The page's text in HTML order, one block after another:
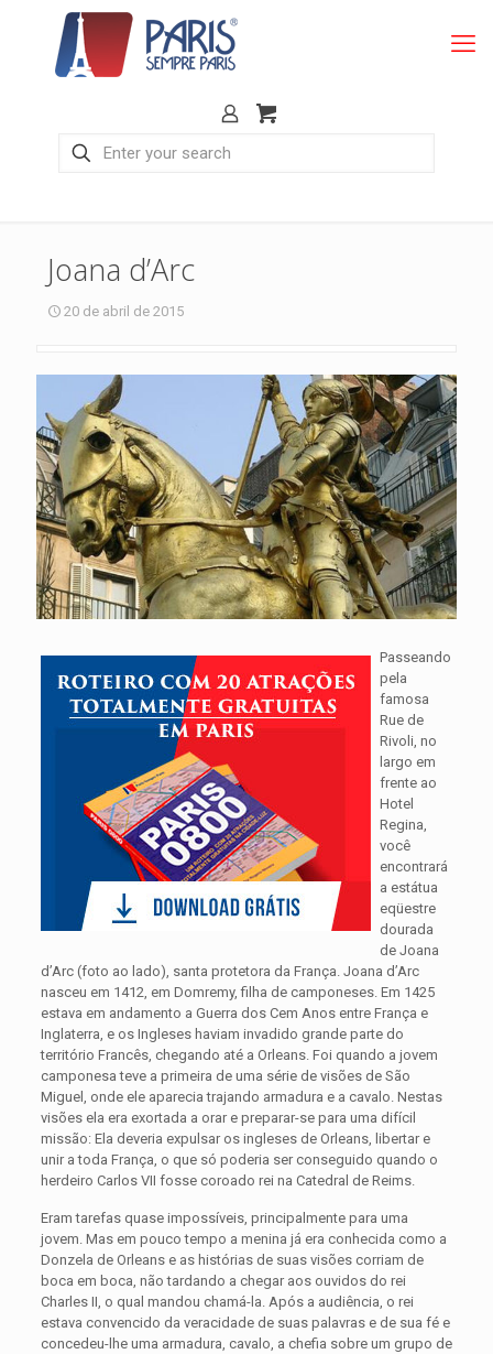
Joana d’Arc
20 de abril de 2015
Passeando
pela
famosa
Rue de
Rivoli, no
largo em
frente ao
Hotel
Regina,
você
encontrará
a estátua
eqüestre
dourada
de Joana
d’Arc (foto ao lado), santa protetora da França. Joana d’Arc
nasceu em 1412, em Domremy, filha de camponeses. Em 1425
estava em andamento a Guerra dos Cem Anos entre França e
Inglaterra, e os Ingleses haviam invadido grande parte do
território Francês, chegando até a Orleans. Foi quando a jovem
camponesa teve a primeira de uma série de visões de São
Miguel, onde ele aparecia trajando armadura e a cavalo. Nestas
visões ela era exortada a orar e preparar-se para uma difícil
missão: Ela deveria expulsar os ingleses de Orleans, libertar e
unir a toda França, o que só poderia ser conseguido quando o
herdeiro Carlos VII fosse coroado rei na Catedral de Reims.
Eram tarefas quase impossíveis, principalmente para uma
jovem. Mas em pouco tempo a menina já era conhecida como a
Donzela de Orleans e as histórias de suas visões corriam de
boca em boca, não tardando a chegar aos ouvidos do rei
Charles II, o qual mandou chamá-la. Após a audiência, o rei
estava convencido da veracidade de suas palavras e de sua fé e
concedeu-lhe uma armadura, cavalo, a chefia sobre um grupo de